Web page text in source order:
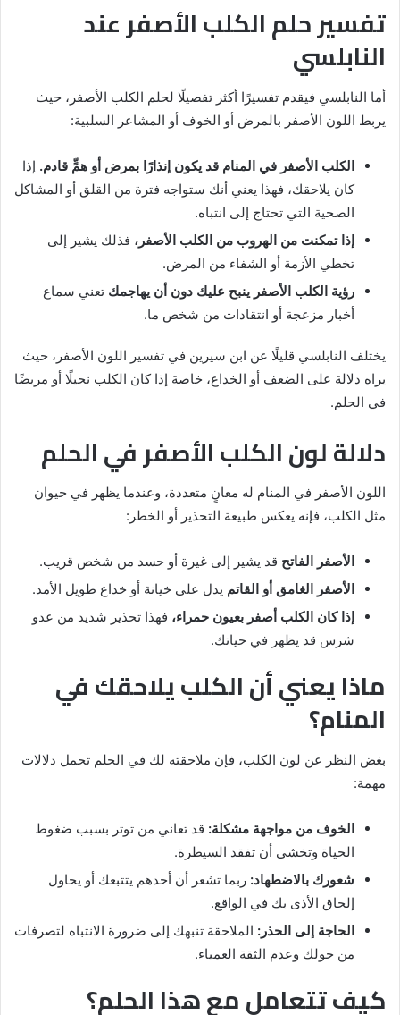
تفسير حلم الكلب الأصفر عند
النابلسي
أما النابلسي فيقدم تفسيرًا أكثر تفصيلًا لحلم الكلب الأصفر، حيث
يربط اللون الأصفر بالمرض أو الخوف أو المشاعر السلبية:
الكلب الأصفر في المنام قد يكون إنذارًا بمرض أو همٍّ قادم. إذا
كان يلاحقك، فهذا يعني أنك ستواجه فترة من القلق أو المشاكل
الصحية التي تحتاج إلى انتباه.
إذا تمكنت من الهروب من الكلب الأصفر، فذلك يشير إلى
تخطي الأزمة أو الشفاء من المرض.
رؤية الكلب الأصفر ينبح عليك دون أن يهاجمك تعني سماع
أخبار مزعجة أو انتقادات من شخص ما.
يختلف النابلسي قليلًا عن ابن سيرين في تفسير اللون الأصفر، حيث
يراه دلالة على الضعف أو الخداع، خاصة إذا كان الكلب نحيلًا أو مريضًا
في الحلم.
دلالة لون الكلب الأصفر في الحلم
اللون الأصفر في المنام له معانٍ متعددة، وعندما يظهر في حيوان
مثل الكلب، فإنه يعكس طبيعة التحذير أو الخطر:
الأصفر الفاتح قد يشير إلى غيرة أو حسد من شخص قريب.
الأصفر الغامق أو القاتم يدل على خيانة أو خداع طويل الأمد.
إذا كان الكلب أصفر بعيون حمراء، فهذا تحذير شديد من عدو
شرس قد يظهر في حياتك.
ماذا يعني أن الكلب يلاحقك في
المنام؟
بغض النظر عن لون الكلب، فإن ملاحقته لك في الحلم تحمل دلالات
مهمة:
الخوف من مواجهة مشكلة: قد تعاني من توتر بسبب ضغوط
الحياة وتخشى أن تفقد السيطرة.
شعورك بالاضطهاد: ربما تشعر أن أحدهم يتتبعك أو يحاول
إلحاق الأذى بك في الواقع.
الحاجة إلى الحذر: الملاحقة تنبهك إلى ضرورة الانتباه لتصرفات
من حولك وعدم الثقة العمياء.
كيف تتعامل مع هذا الحلم؟